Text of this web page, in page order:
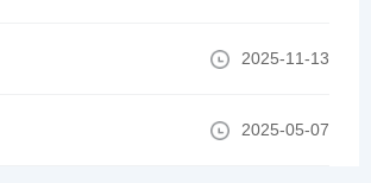
2025-11-13
2025-05-07